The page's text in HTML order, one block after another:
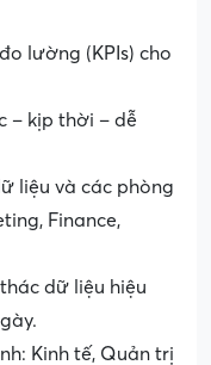
lường (KPIs) cho
– kịp thời – dễ
liệu và các phòng
Finance,
dữ liệu hiệu
Kinh tế, Quản trị